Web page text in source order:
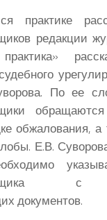
практике
редакции
По ее
обжалования,
Е.В.
с
документов.